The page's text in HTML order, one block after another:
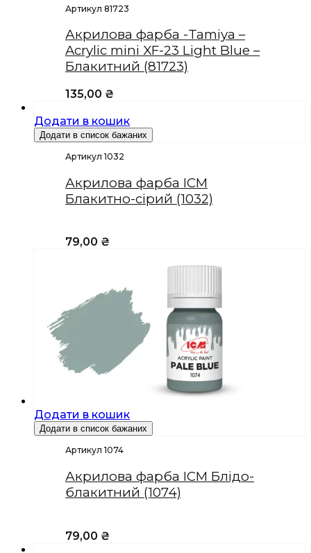
Артикул 81723
Акрилова фарба -Tamiya –
Acrylic mini XF-23 Light Blue –
Блакитний (81723)
135,00 ₴
Додати в кошик
Додати в список бажаних
Артикул 1032
Акрилова фарба ICM
Блакитно-сірий (1032)
79,00 ₴
Додати в кошик
Додати в список бажаних
Артикул 1074
Акрилова фарба ICM Блідо-
блакитний (1074)
79,00 ₴